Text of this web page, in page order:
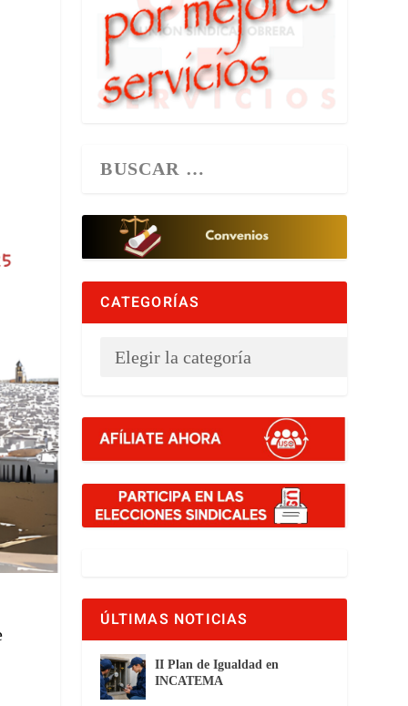
CATEGORÍAS
ÚLTIMAS NOTICIAS
II Plan de Igualdad en
INCATEMA